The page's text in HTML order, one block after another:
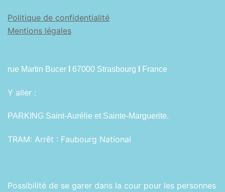
Politique de confidentialité
Mentions légales
rue Martin Bucer 67000 Strasbourg France
Y aller :
PARKING Saint-Aurélie et Sainte-Marguerite.
TRAM: Arrêt : Faubourg National
Possibilité de se garer dans la cour pour les personnes